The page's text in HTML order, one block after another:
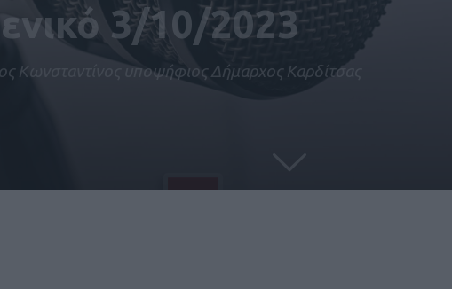
3/10/2023
Κωνσταντίνος υποψήφιος Δήμαρχος Καρδίτσας